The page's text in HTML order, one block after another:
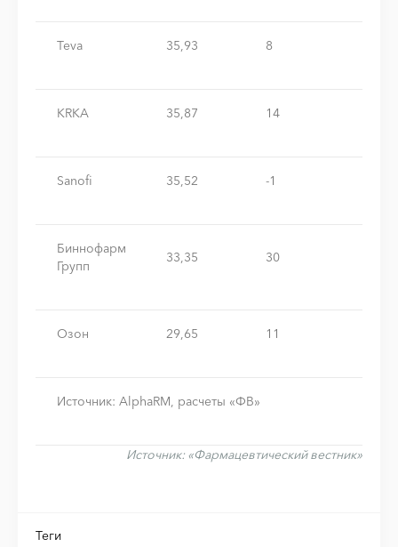
Teva 35,93 8
KRKA 35,87 14
Sanofi 35,52 -1
Биннофарм
Групп
33,35 30
Озон 29,65 11
Источник: AlphaRM, расчеты «ФВ»
Источник: «Фармацевтический вестник»
Теги